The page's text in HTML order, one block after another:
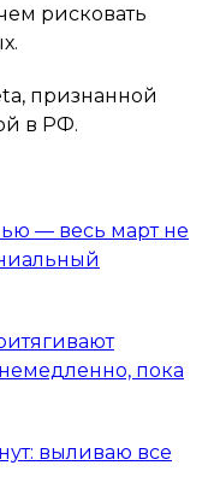
рисковать
признанной
в РФ.
— весь март не
пока
выливаю все